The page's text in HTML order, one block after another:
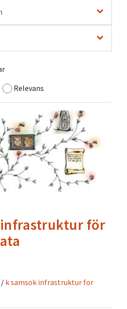
Relevans
infrastruktur för
/ k samsok infrastruktur for